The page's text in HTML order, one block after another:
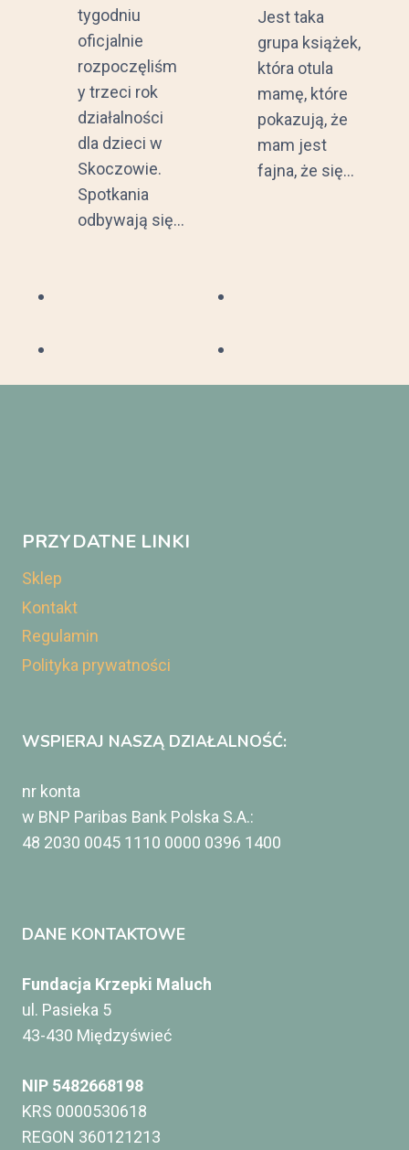
tygodniu
oficjalnie
rozpoczęliśm
y trzeci rok
działalności
dla dzieci w
Skoczowie.
Spotkania
odbywają się…
Jest taka
grupa książek,
która otula
mamę, które
pokazują, że
mam jest
fajna, że się…
PRZYDATNE LINKI
Sklep
Kontakt
Regulamin
Polityka prywatności
WSPIERAJ NASZĄ DZIAŁALNOŚĆ:
nr konta
w BNP Paribas Bank Polska S.A.:
48 2030 0045 1110 0000 0396 1400
DANE KONTAKTOWE
Fundacja Krzepki Maluch
ul. Pasieka 5
43-430 Międzyświeć
NIP 5482668198
KRS 0000530618
REGON 360121213